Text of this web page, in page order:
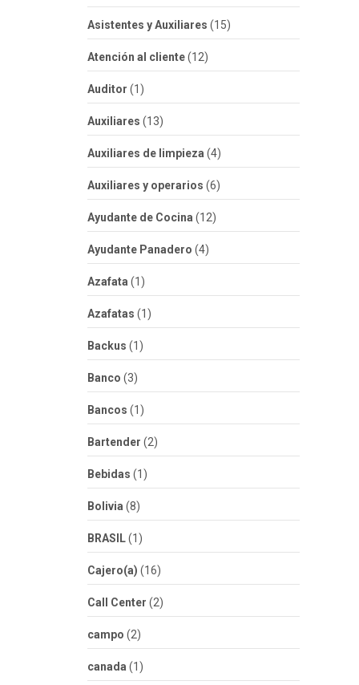
Asistentes y Auxiliares (15)
Atención al cliente(12)
Auditor (1)
Auxiliares (13)
Auxiliares de limpieza (4)
Auxiliares y operarios (6)
Ayudante de Cocina (12)
Ayudante Panadero (4)
Azafata (1)
Azafatas (1)
Backus (1)
Banco (3)
Bancos (1)
Bartender (2)
Bebidas (1)
Bolivia (8)
BRASIL(1)
Cajero(a) (16)
Call Center (2)
campo (2)
canada (1)